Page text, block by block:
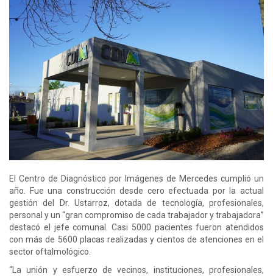
El Centro de Diagnóstico por Imágenes de Mercedes cumplió un
año. Fue una construcción desde cero efectuada por la actual
gestión del Dr. Ustarroz, dotada de tecnología, profesionales,
personal y un “gran compromiso de cada trabajador y trabajadora”
destacó el jefe comunal. Casi 5000 pacientes fueron atendidos
con más de 5600 placas realizadas y cientos de atenciones en el
sector oftalmológico.
“La unión y esfuerzo de vecinos, instituciones, profesionales,